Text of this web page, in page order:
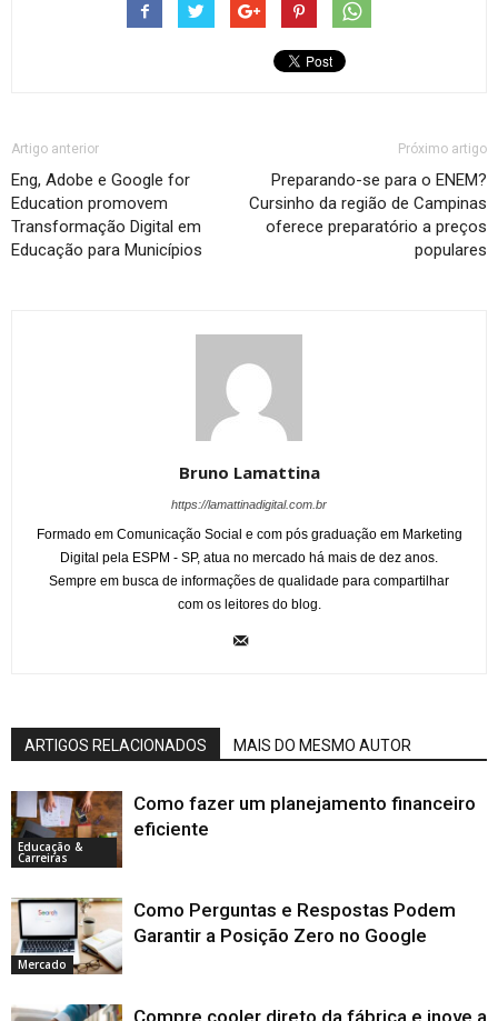
Artigo anterior
Eng, Adobe e Google for
Education promovem
Transformação Digital em
Educação para Municípios
Próximo artigo
Preparando-se para o ENEM?
Cursinho da região de Campinas
oferece preparatório a preços
populares
Bruno Lamattina
https://lamattinadigital.com.br
Formado em Comunicação Social e com pós graduação em Marketing
Digital pela ESPM - SP, atua no mercado há mais de dez anos.
Sempre em busca de informações de qualidade para compartilhar
com os leitores do blog.
ARTIGOS RELACIONADOS MAIS DO MESMO AUTOR
Educação &
Carreiras
Como fazer um planejamento financeiro
eficiente
Mercado
Como Perguntas e Respostas Podem
Garantir a Posição Zero no Google